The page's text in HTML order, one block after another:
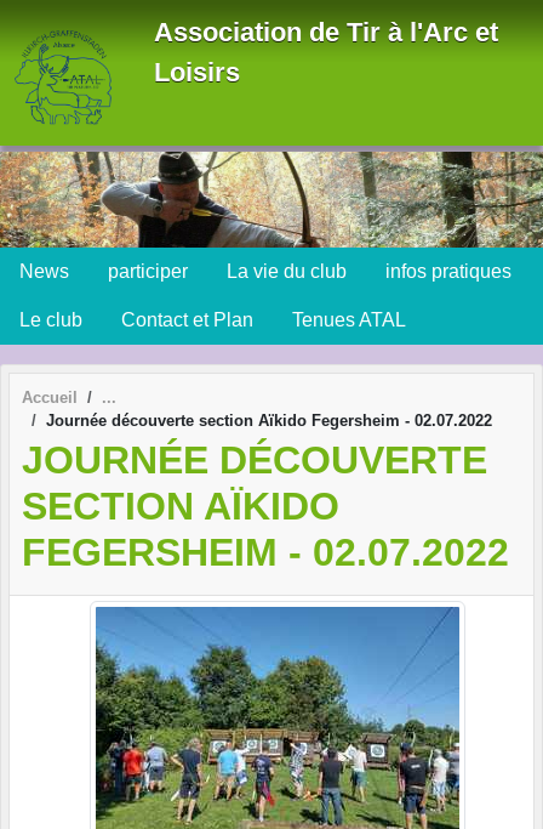
Association de Tir à l'Arc et
Loisirs
News participer La vie du club infos pratiques
Le club Contact et Plan Tenues ATAL
Accueil
Journée découverte section Aïkido Fegersheim - 02.07.2022
JOURNÉE DÉCOUVERTE
SECTION AÏKIDO
FEGERSHEIM - 02.07.2022